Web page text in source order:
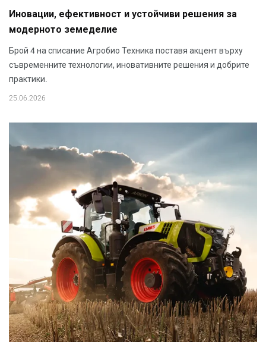
Иновации, ефективност и устойчиви решения за
модерното земеделие
Брой 4 на списание Агробио Техника поставя акцент върху
съвременните технологии, иновативните решения и добрите
практики.
25.06.2026